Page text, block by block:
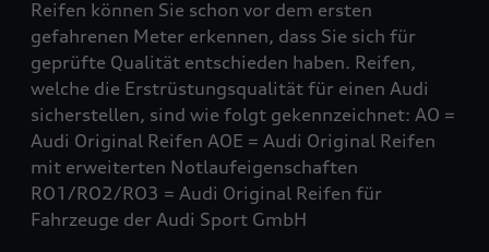
Reifen können Sie schon vor dem ersten
gefahrenen Meter erkennen, dass Sie sich für
geprüfte Qualität entschieden haben. Reifen,
welche die Erstrüstungsqualität für einen Audi
sicherstellen, sind wie folgt gekennzeichnet: AO =
Audi Original Reifen AOE = Audi Original Reifen
mit erweiterten Notlaufeigenschaften
RO1/RO2/RO3 = Audi Original Reifen für
Fahrzeuge der Audi Sport GmbH